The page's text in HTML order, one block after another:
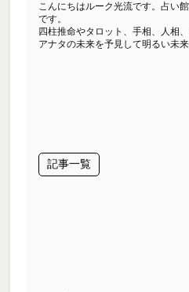
こんにちはルーク光流です。占い
です。
四柱推命やタロット、手相、人相
アナタの未来を予見して明るい未来
記事一覧